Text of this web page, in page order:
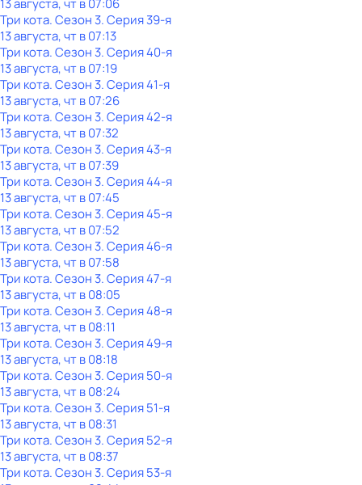
13 августа, чт в 07:06
Три кота. Сезон 3. Серия 39-я
13 августа, чт в 07:13
Три кота. Сезон 3. Серия 40-я
13 августа, чт в 07:19
Три кота. Сезон 3. Серия 41-я
13 августа, чт в 07:26
Три кота. Сезон 3. Серия 42-я
13 августа, чт в 07:32
Три кота. Сезон 3. Серия 43-я
13 августа, чт в 07:39
Три кота. Сезон 3. Серия 44-я
13 августа, чт в 07:45
Три кота. Сезон 3. Серия 45-я
13 августа, чт в 07:52
Три кота. Сезон 3. Серия 46-я
13 августа, чт в 07:58
Три кота. Сезон 3. Серия 47-я
13 августа, чт в 08:05
Три кота. Сезон 3. Серия 48-я
13 августа, чт в 08:11
Три кота. Сезон 3. Серия 49-я
13 августа, чт в 08:18
Три кота. Сезон 3. Серия 50-я
13 августа, чт в 08:24
Три кота. Сезон 3. Серия 51-я
13 августа, чт в 08:31
Три кота. Сезон 3. Серия 52-я
13 августа, чт в 08:37
Три кота. Сезон 3. Серия 53-я